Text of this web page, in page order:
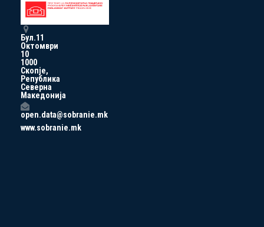
Бул.11
Октомври
10
1000
Скопје,
Република
Северна
Македонија
open.data@sobranie.mk
www.sobranie.mk